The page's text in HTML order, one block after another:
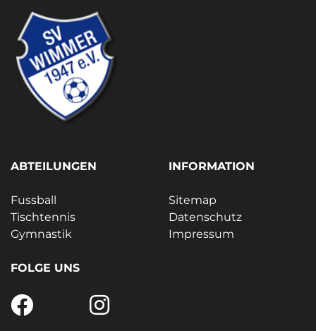
ABTEILUNGEN
Fussball
Tischtennis
Gymnastik
INFORMATION
Sitemap
Datenschutz
Impressum
FOLGE UNS